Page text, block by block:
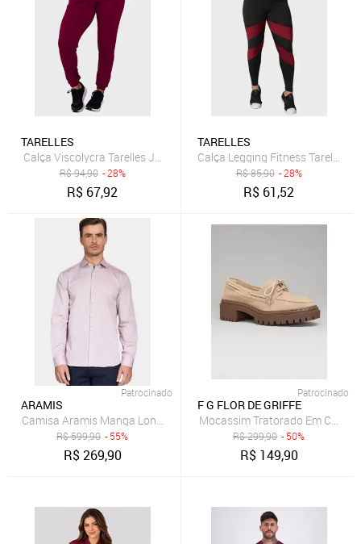
TARELLES
Calça Viscolycra Tarelles Jogger Punho Soltinha Bolso Bordô
R$94,90 - 28%
R$ 67,92
TARELLES
Calça Legging Fitness Tarelles
R$85,90 - 28%
R$ 61,52
Patrocinado
ARAMIS
Camisa Aramis Manga Longa Pinpoint Bordeaux
R$599,90 - 55%
R$269,90
Patrocinado
F G FLOR DE GRIFFE
Mocassim Tratorado Em Couro
R$299,90 - 50%
R$ 149,90